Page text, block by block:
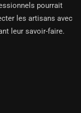
pourrait
les artisans avec
leur savoir-faire.